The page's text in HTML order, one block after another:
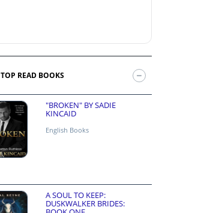
TOP READ BOOKS
"BROKEN" BY SADIE
KINCAID
English Books
A SOUL TO KEEP:
DUSKWALKER BRIDES: